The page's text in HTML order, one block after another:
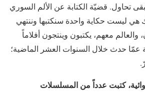
تحاول. قضيّة الكتابة عن الألم السوري
هي ليست حكاية واحدة سنكتبها وننتهي
والعالم معهم، يكتبون وينتجون أفلاماً
حدث خلال السنوات العشر الماضية؛
كتبت عدداً من المسلسلات